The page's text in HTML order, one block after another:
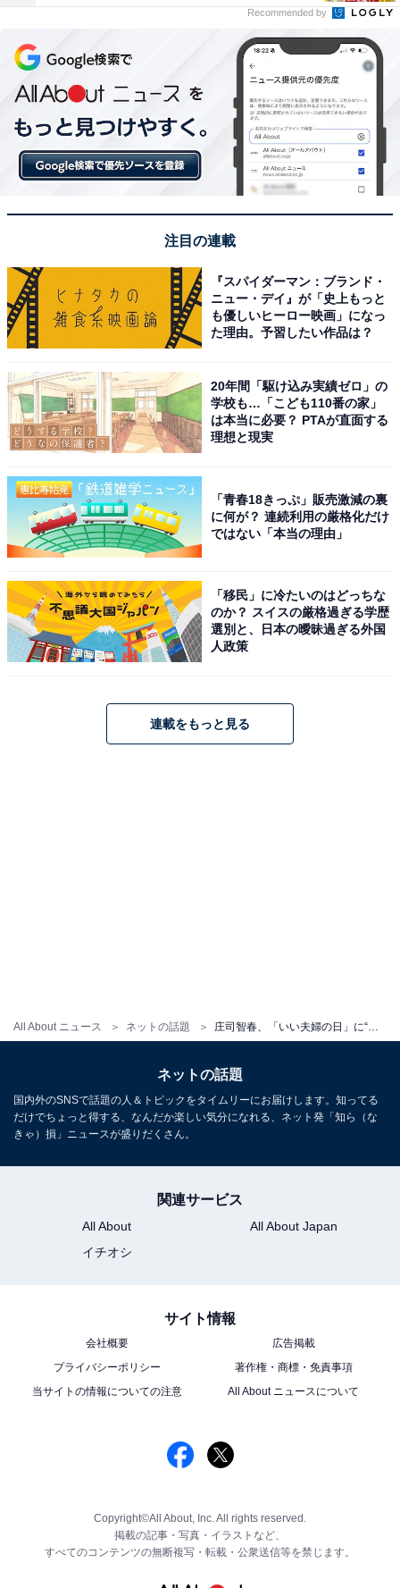
All About ニュース ネットの話題
Recommended by
注目の連載
『スパイダーマン：ブランド・
ニュー・デイ』が「史上もっと
も優しいヒーロー映画」になっ
た理由。予習したい作品は？
20年間「駆け込み実績ゼロ」の
学校も…「こども110番の家」
は本当に必要？ PTAが直面する
理想と現実
「青春18きっぷ」販売激減の裏
に何が？ 連続利用の厳格化だけ
ではない「本当の理由」
「移民」に冷たいのはどっちな
のか？ スイスの厳格過ぎる学歴
選別と、日本の曖昧過ぎる外国
人政策
連載をもっと見る
ネットの話題
国内外のSNSで話題の人＆トピックをタイムリーにお届けします。知ってる
だけでちょっと得する、なんだか楽しい気分になれる、ネット発「知ら（な
きゃ）損」ニュースが盛りだくさん。
関連サービス
All About
All About Japan
イチオシ
サイト情報
会社概要
広告掲載
プライバシーポリシー
著作権・商標・免責事項
当サイトの情報についての注意
All About ニュースについて
Copyright©All About, Inc. All rights reserved.
掲載の記事・写真・イラストなど、
すべてのコンテンツの無断複写・転載・公衆送信等を禁じます。